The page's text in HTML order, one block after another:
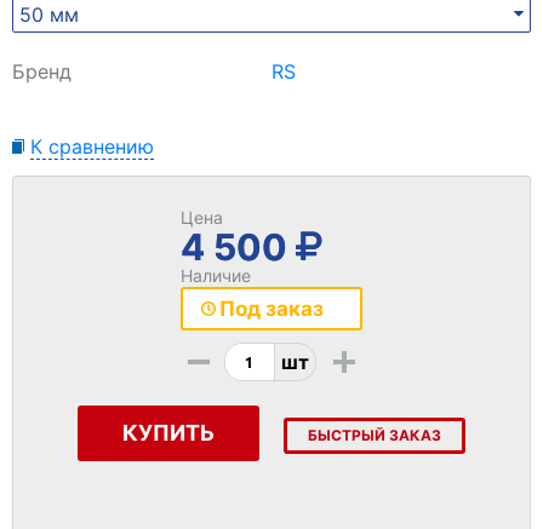
50 мм
Бренд RS
К сравнению
Цена
4 500
Наличие
Под заказ
- шт +
КУПИТЬ БЫСТРЫЙ ЗАКАЗ